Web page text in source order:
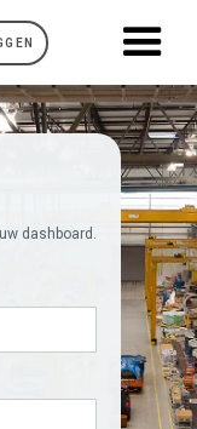
dashboard.